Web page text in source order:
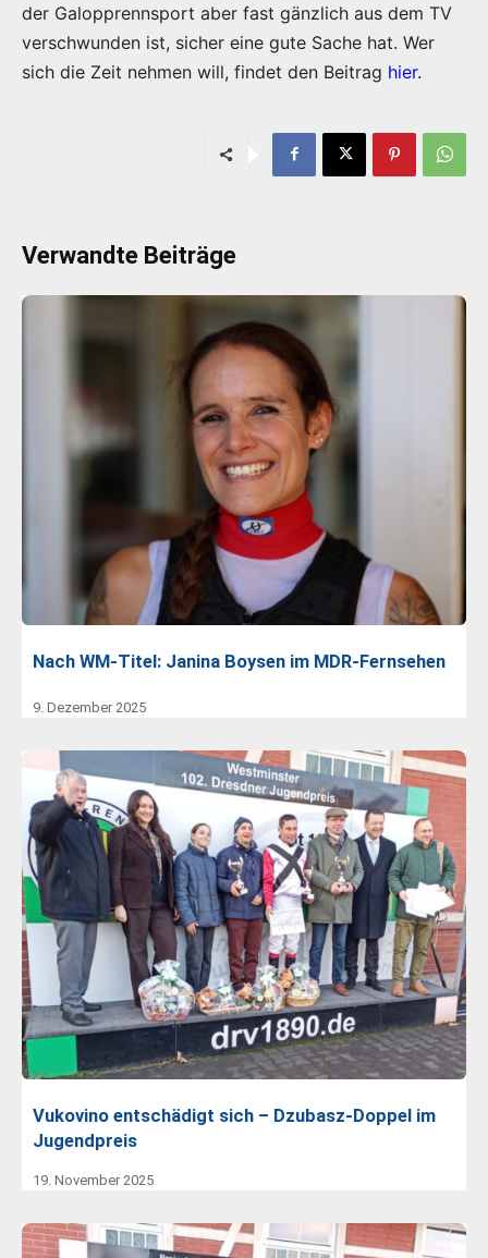
der Galopprennsport aber fast gänzlich aus dem TV
verschwunden ist, sicher eine gute Sache hat. Wer
sich die Zeit nehmen will, findet den Beitrag hier.
Verwandte Beiträge
Nach WM-Titel: Janina Boysen im MDR-Fernsehen
9. Dezember 2025
Vukovino entschädigt sich – Dzubasz-Doppel im
Jugendpreis
19. November 2025